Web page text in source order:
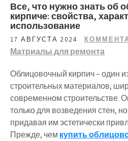
Все, что нужно знать об
кирпиче: свойства,
использование
17 АВГУСТА 2024
Матриалы для ремонта
Облицовочный кирпич – один
строительных материалов,
современном строительстве.
только для возведения стен,
придавая им эстетически
Прежде, чем купить